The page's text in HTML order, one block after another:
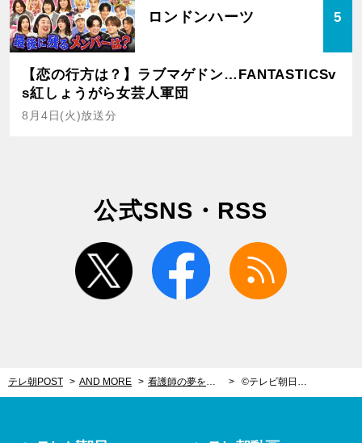
ロンドンハーツ 5
【恋の行方は？】ラブマゲドン…FANTASTICSv
s紅しょうがら女芸人軍団
8月4日(火)放送分
公式SNS・RSS
twitter facebook
テレ朝POST AND MORE 看護師の夢を諦めて入ったアイドルグループが１年半で解散。社会人からアイドル再挑戦した少女＜池松愛理＞ ©テレビ朝日／テレ朝POST